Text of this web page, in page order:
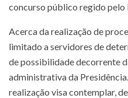
concurso público regido pelo
Acerca da realização de
limitado a servidores de
de possibilidade decorrente
administrativa da
realização visa contemplar,